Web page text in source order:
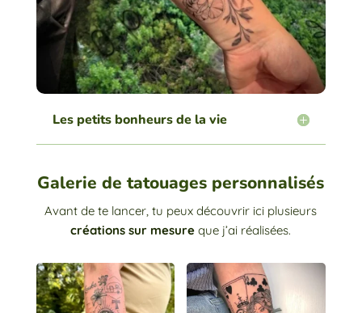
Les petits bonheurs de la vie
Galerie de tatouages personnalisés
Avant de te lancer, tu peux découvrir ici plusieurs
créations sur mesure que j’ai réalisées.